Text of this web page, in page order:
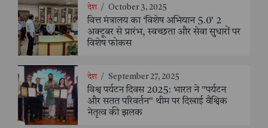
देश / October 3, 2025
वित्त मंत्रालय का ‘विशेष अभियान 5.0’ 2
अक्टूबर से प्रारंभ, स्वच्छता और सेवा सुधारों पर
विशेष फोकस
देश / September 27, 2025
विश्व पर्यटन दिवस 2025: भारत ने "पर्यटन
और सतत परिवर्तन" थीम पर दिखाई वैश्विक
नेतृत्व की झलक